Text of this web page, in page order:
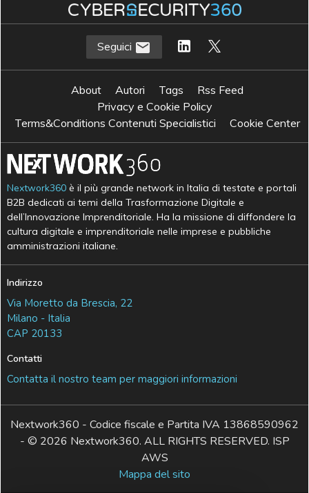
Seguici
About Autori Tags
Rss Feed
Privacy e Cookie Policy
Terms&Conditions Contenuti Specialistici
Cookie Center
Nextwork360 è il più grande network in Italia di testate e portali
B2B dedicati ai temi della Trasformazione Digitale e
dell’Innovazione Imprenditoriale. Ha la missione di diffondere la
cultura digitale e imprenditoriale nelle imprese e pubbliche
amministrazioni italiane.
Indirizzo
Via Moretto da Brescia, 22
Milano - Italia
CAP 20133
Contatti
Contatta il nostro team per maggiori informazioni
Nextwork360 - Codice fiscale e Partita IVA 13868590962
- © 2026 Nextwork360. ALL RIGHTS RESERVED. ISP
AWS
Mappa del sito